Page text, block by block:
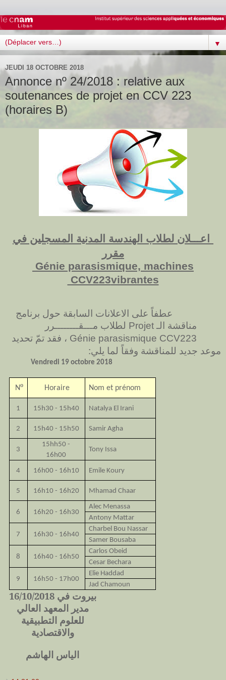
▼
JEUDI 18 OCTOBRE 2018
Annonce nº 24/2018 : relative aux
soutenances de projet en CCV 223
(horaires B)
اعـــلان لطلاب الهندسة المدنية المسجلين في
مقرر
Génie parasismique, machines
vibrantes
CCV223
عطفاً على الاعلانات السابقة حول برنامج
مناقشة الـProjet لطلاب مـــقــــــــرر
Génie parasismique CCV223 ، فقد تمّ تحديد
موعد جديد للمناقشة وفقاً لما يلي:
Vendredi 19 octobre 2018
Nº Horaire Nom et prénom
1 15h30 - 15h40 Natalya El Irani
2 15h40 - 15h50 Samir Agha
3
15hh50 -
16h00
Tony Issa
4 16h00 - 16h10 Emile Koury
5 16h10 - 16h20 Mhamad Chaar
6 16h20 - 16h30
Alec Menassa
Antony Mattar
7 16h30 - 16h40
Charbel Bou Nassar
Samer Bousaba
8 16h40 - 16h50
Carlos Obeid
Cesar Bechara
9 16h50 - 17h00
Elie Haddad
Jad Chamoun
بيروت في 16/10/2018
مدير المعهد العالي
للعلوم التطبيقية
والاقتصادية
الياس الهاشم